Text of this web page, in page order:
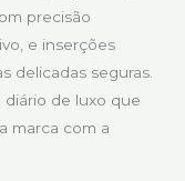
precisão
e inserções
delicadas seguras.
diário de luxo que
marca com a